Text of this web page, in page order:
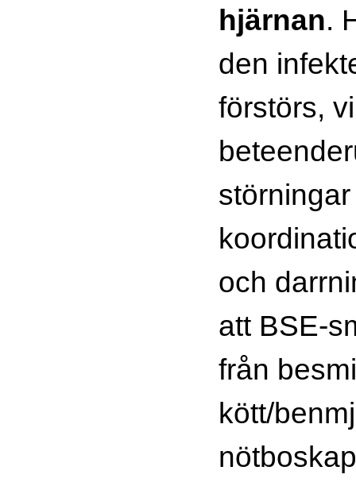
hjärnan.
den
förstörs,
och
att BSE-
från
kött/